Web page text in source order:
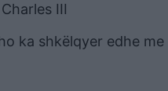
III
ka shkëlqyer edhe